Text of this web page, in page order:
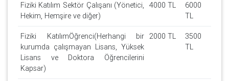
Fiziki Katılım Sektör Çalışanı (Yönetici,
Hekim, Hemşire ve diğer)
4000 TL
6000
TL
Fiziki KatılımÖğrenci(Herhangi bir
kurumda çalışmayan Lisans, Yüksek
Lisans ve Doktora Öğrencilerini
Kapsar)
2000 TL
3500
TL